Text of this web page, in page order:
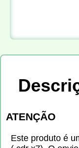
ATENÇÃO
Este produto é